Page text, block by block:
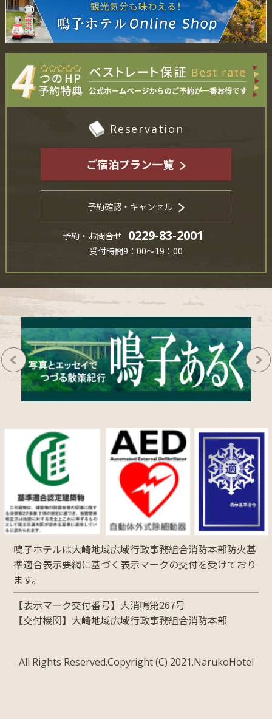
Reservation
ご宿泊プラン一覧
予約確認・キャンセル
予約・お問合せ 0229-83-2001
受付時間9：00～19：00
鳴子ホテルは大崎地域広域行政事務組合消防本部防火基
準適合表示要網に基づく表示マークの交付を受けており
ます。
【表示マーク交付番号】大消鳴第267号
【交付機関】大崎地域広域行政事務組合消防本部
All Rights Reserved.Copyright (C) 2021.NarukoHotel